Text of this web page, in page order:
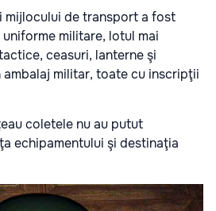
mijlocului de transport a fost
militare, lotul mai
ceasuri, lanterne şi
militar, toate cu inscripţii
coletele nu au putut
echipamentului şi destinaţia